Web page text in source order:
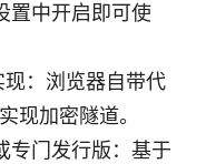
置中开启即可使
：浏览器自带代
现加密隧道。
专门发行版：基于